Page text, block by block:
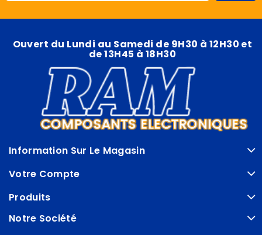
Ouvert du Lundi au Samedi de 9H30 à 12H30 et
de 13H45 à 18H30
Information Sur Le Magasin
Votre Compte
Produits
Notre Société